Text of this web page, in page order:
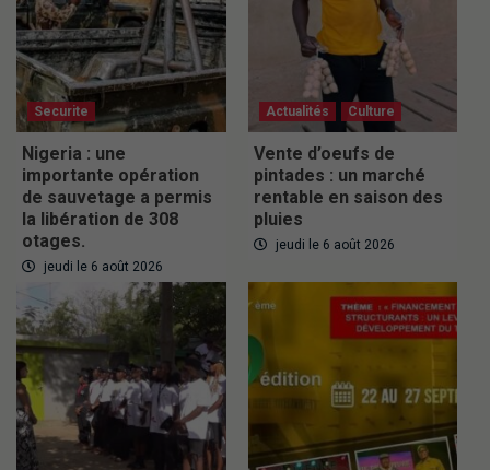
Securite
Nigeria : une
importante opération
de sauvetage a permis
la libération de 308
otages.
jeudi le 6 août 2026
Actualités Culture
Vente d’oeufs de
pintades : un marché
rentable en saison des
pluies
jeudi le 6 août 2026